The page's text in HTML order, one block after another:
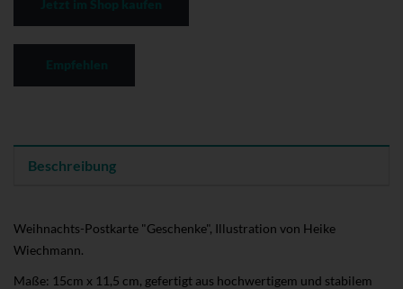
Beschreibung
Weihnachts-Postkarte "Geschenke", Illustration von Heike
Wiechmann.
Maße: 15cm x 11,5 cm, gefertigt aus hochwertigem und stabilem